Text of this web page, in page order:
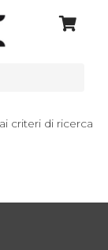
criteri di ricerca